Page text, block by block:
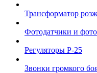
Трансформатор
Фотодатчики и
Регуляторы Р-25
Звонки громкого